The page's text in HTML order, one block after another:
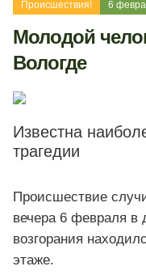
Происшествия! 6
Молодой
Вологде
Известна
трагедии
Происшествие
вечера 6 февраля в
возгорания
этаже.